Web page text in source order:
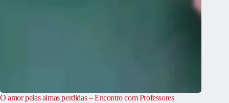
O amor pelas almas perdidas – Encontro com Professores